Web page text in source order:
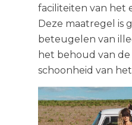
faciliteiten van het
Deze maatregel is
beteugelen van
het behoud van
schoonheid van